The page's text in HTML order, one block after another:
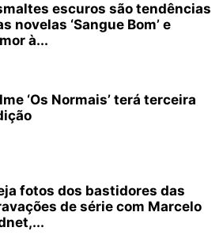
escuros são tendências
novelas ‘Sangue Bom’ e
à...
‘Os Normais’ terá terceira
fotos dos bastidores das
de série com Marcelo